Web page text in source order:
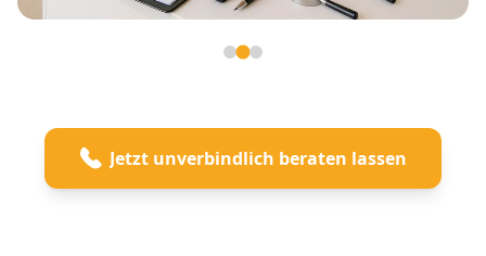
Jetzt unverbindlich beraten lassen